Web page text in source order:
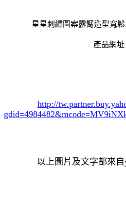
星星刺繡圖案露臂造型寬
產品網址
http://
gdid=4984482
以上圖片及文字都來自